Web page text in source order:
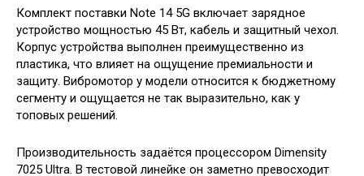
Комплект поставки Note 14 5G включает зарядное
устройство мощностью 45 Вт, кабель и защитный чехол.
Корпус устройства выполнен преимущественно из
пластика, что влияет на ощущение премиальности и
защиту. Вибромотор у модели относится к бюджетному
сегменту и ощущается не так выразительно, как у
топовых решений.
Производительность задаётся процессором Dimensity
7025 Ultra. В тестовой линейке он заметно превосходит